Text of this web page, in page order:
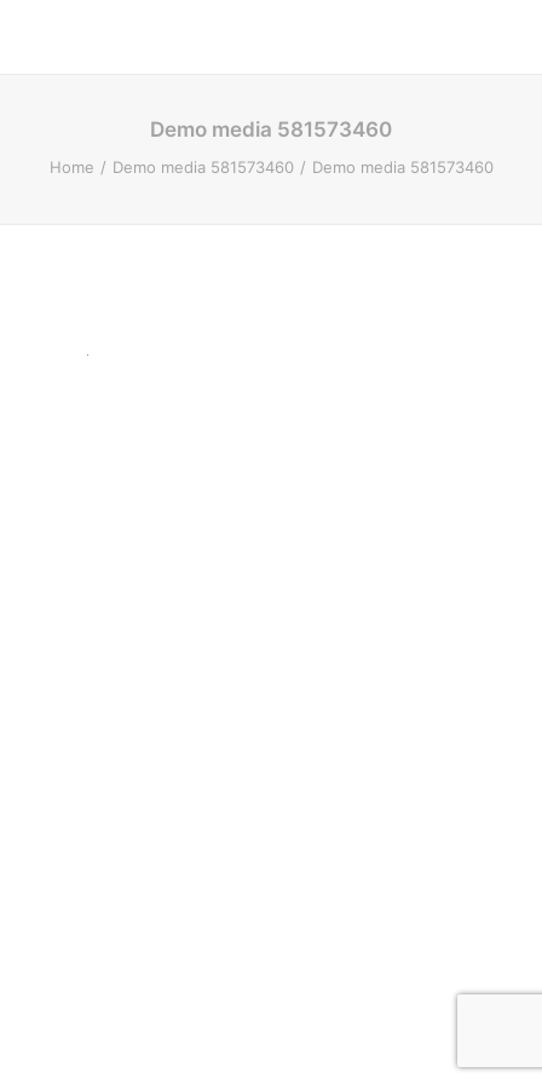
Demo media 581573460
Home Demo media 581573460 Demo media 581573460